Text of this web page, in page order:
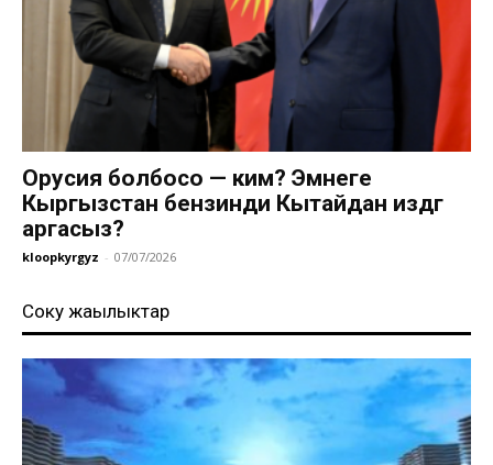
Орусия болбосо — ким? Эмнеге
Кыргызстан бензинди Кытайдан издөөгө
аргасыз?
kloopkyrgyz - 07/07/2026
Соңку жаңылыктар